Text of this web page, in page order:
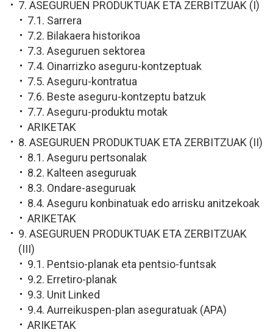
7. ASEGURUEN PRODUKTUAK ETA ZERBITZUAK (I)
7.1. Sarrera
7.2. Bilakaera historikoa
7.3. Aseguruen sektorea
7.4. Oinarrizko aseguru-kontzeptuak
7.5. Aseguru-kontratua
7.6. Beste aseguru-kontzeptu batzuk
7.7. Aseguru-produktu motak
ARIKETAK
8. ASEGURUEN PRODUKTUAK ETA ZERBITZUAK (II)
8.1. Aseguru pertsonalak
8.2. Kalteen aseguruak
8.3. Ondare-aseguruak
8.4. Aseguru konbinatuak edo arrisku anitzekoak
ARIKETAK
9. ASEGURUEN PRODUKTUAK ETA ZERBITZUAK
(III)
9.1. Pentsio-planak eta pentsio-funtsak
9.2. Erretiro-planak
9.3. Unit Linked
9.4. Aurreikuspen-plan aseguratuak (APA)
ARIKETAK